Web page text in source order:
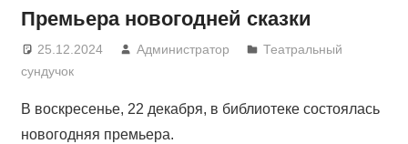
Премьера новогодней сказки
25.12.2024 Администратор
Театральный
сундучок
В воскресенье, 22 декабря, в библиотеке состоялась
новогодняя премьера.